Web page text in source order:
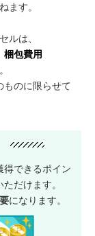
ます。
ルは、
梱包費用
ものに限らせて
得できるポイン
だけます。
になります。